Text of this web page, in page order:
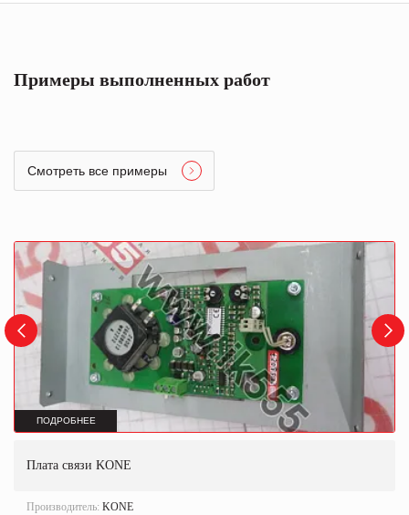
Примеры выполненных работ
Смотреть все примеры
ПОДРОБНЕЕ
Плата связи KONE
Производитель: KONE